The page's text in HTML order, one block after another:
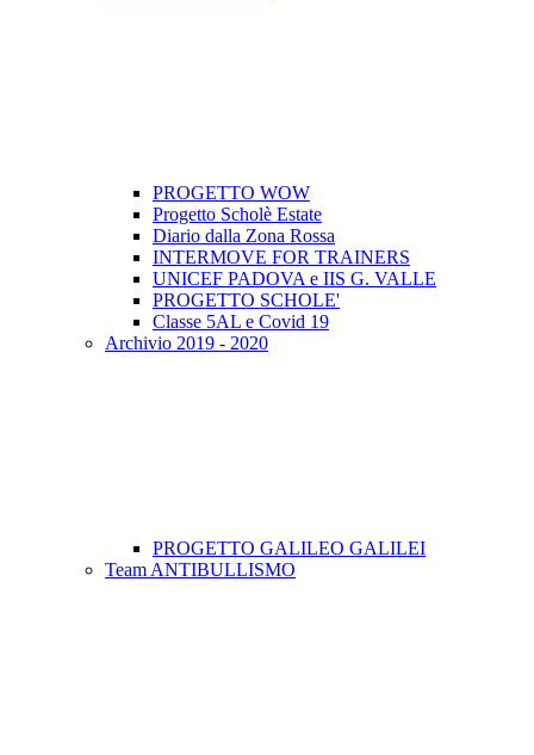
PROGETTO WOW
Progetto Scholè Estate
Diario dalla Zona Rossa
INTERMOVE FOR TRAINERS
UNICEF PADOVA e IIS G. VALLE
PROGETTO SCHOLE'
Classe 5AL e Covid 19
Archivio 2019 - 2020
PROGETTO GALILEO GALILEI
Team ANTIBULLISMO